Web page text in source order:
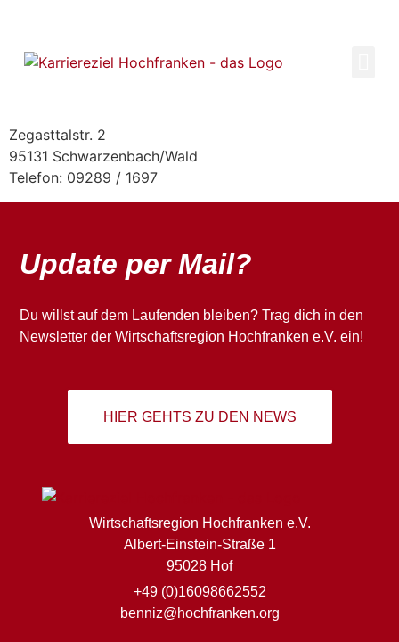
Zegasttalstr. 2
95131 Schwarzenbach/Wald
Telefon: 09289 / 1697
Update per Mail?
Du willst auf dem Laufenden bleiben? Trag dich in den
Newsletter der Wirtschaftsregion Hochfranken e.V. ein!
HIER GEHTS ZU DEN NEWS
Wirtschaftsregion Hochfranken e.V.
Albert-Einstein-Straße 1
95028 Hof
+49 (0)16098662552
benniz@hochfranken.org